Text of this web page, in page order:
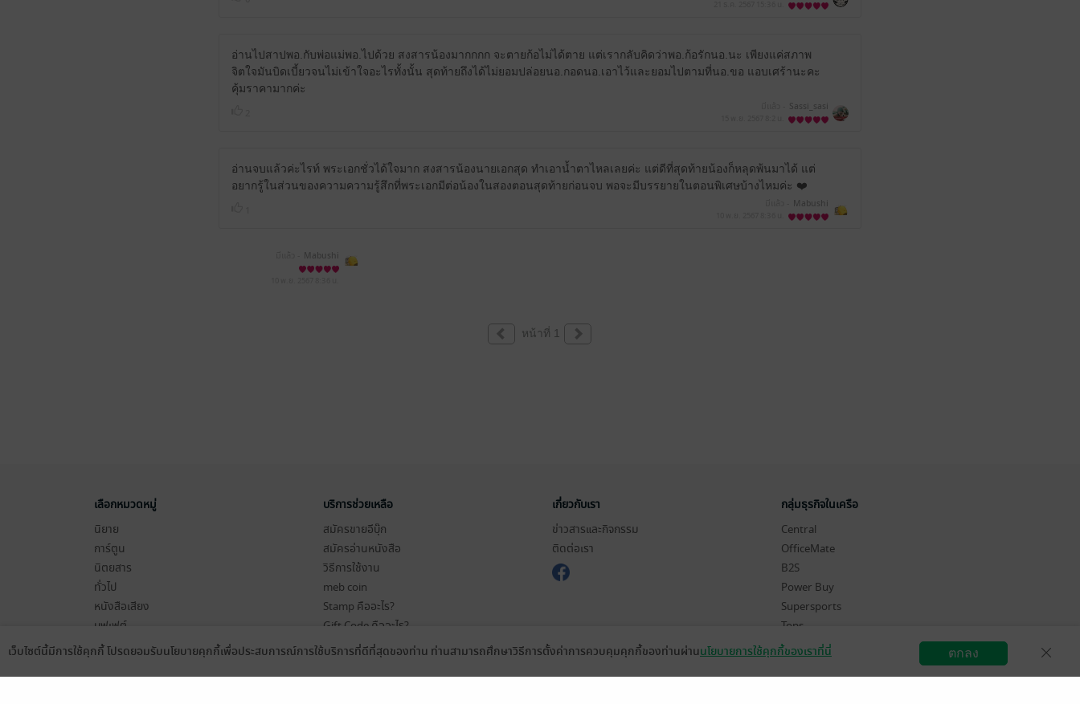
อ่านไปสาปพอ.กับพ่อแม่พอ.ไปด้วย สงสารน้องมากกกก จะตายก้อไม่ได้ตาย แต่เรากลับคิดว่าพอ.ก้อรักนอ.นะ เพียงแค่สภาพ
จิตใจมันบิดเบี้ยวจนไม่เข้าใจอะไรทั้งนั้น สุดท้ายถึงได้ไม่ยอมปล่อยนอ.กอดนอ.เอาไว้และยอมไปตามที่นอ.ขอ แอบเศร้านะคะ
คุ้มราคามากค่ะ
Sassi_sasi
อ่านจบแล้วค่ะไรท์ พระเอกชั่วได้ใจมาก สงสารน้องนายเอกสุด ทำเอาน้ำตาไหลเลยค่ะ แต่ดีที่สุดท้ายน้องก็หลุดพ้นมาได้ แต่
อยากรู้ในส่วนของความความรู้สึกที่พระเอกมีต่อน้องในสองตอนสุดท้ายก่อนจบ พอจะมีบรรยายในตอนพิเศษบ้างไหมค่ะ ❤️
Mabushi
Mabushi
หน้าที่ 1
เลือกหมวดหมู่
นิยาย
การ์ตูน
นิตยสาร
ทั่วไป
หนังสือเสียง
บุฟเฟต์
บริการช่วยเหลือ
สมัครขายอีบุ๊ก
สมัครอ่านหนังสือ
วิธีการใช้งาน
meb coin
Stamp คืออะไร?
Gift Code คืออะไร?
เงื่อนไขในการใช้บริการ
เกี่ยวกับเรา
ข่าวสารและกิจกรรม
ติดต่อเรา
กลุ่มธุรกิจในเครือ
Central
OfficeMate
B2S
Power Buy
Supersports
Tops
Hytexts
สมัครขายอีบุ๊ก วิธีการใช้งาน
เว็บไซต์นี้มีการใช้คุกกี้ โปรดยอมรับนโยบายคุกกี้เพื่อประสบการณ์การใช้บริการที่ดีที่สุดของท่าน ท่านสามารถศึกษาวิธีการตั้งค่าการควบคุมคุกกี้ของท่านผ่านนโยบายการใช้คุกกี้ของเราที่นี่ ตกลง